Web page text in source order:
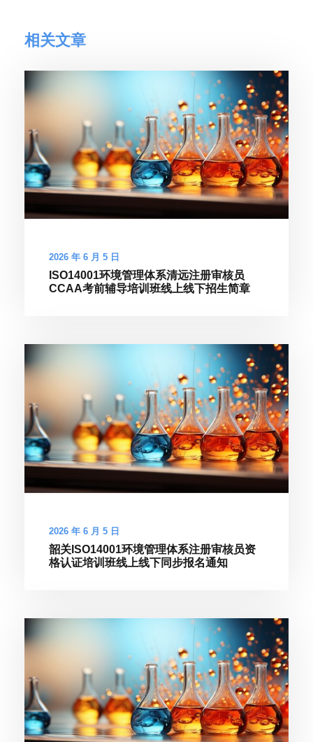
相关文章
2026 年 6 月 5 日
ISO14001环境管理体系清远注册审核员
CCAA考前辅导培训班线上线下招生简章
2026 年 6 月 5 日
韶关ISO14001环境管理体系注册审核员资
格认证培训班线上线下同步报名通知